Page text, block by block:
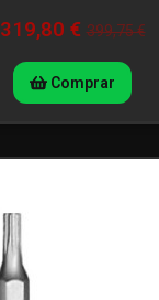
319,80 €399,75 €
Comprar